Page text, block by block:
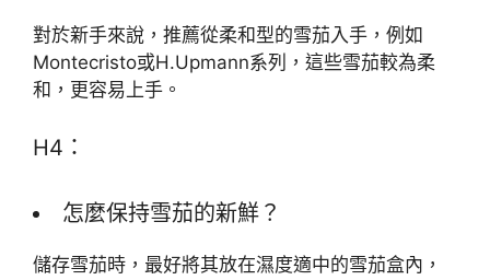
對於新手來說，推薦從柔和型的雪茄入手，例如
Montecristo或H.Upmann系列，這些雪茄較為柔
和，更容易上手。
H4：
怎麼保持雪茄的新鮮？
儲存雪茄時，最好將其放在濕度適中的雪茄盒內，